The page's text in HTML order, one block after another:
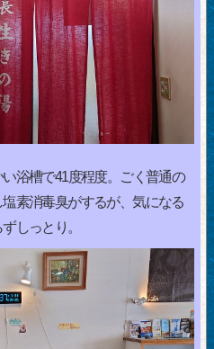
浴槽で41度程度。ごく普通の
素消毒臭がするが、気になる
しっとり。